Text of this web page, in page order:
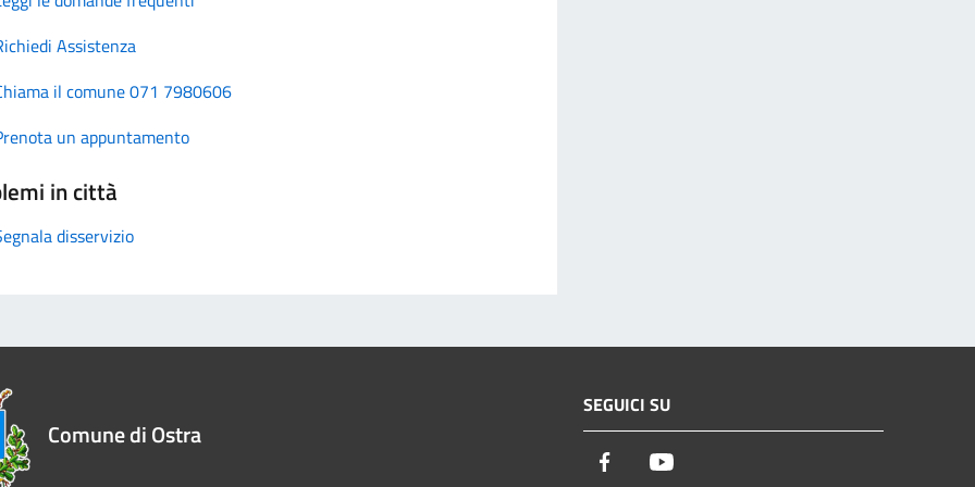
Assistenza
il comune 071 7980606
un appuntamento
in città
disservizio
Comune di Ostra
SEGUICI SU
Facebook